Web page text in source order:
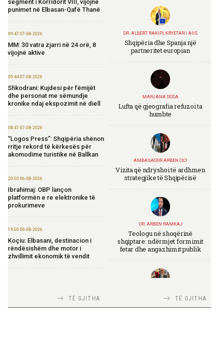
segment i Korridorit VIII, vijojnë
punimet në Elbasan-Qafë Thanë
09:47 07-08-2026
MM: 30 vatra zjarri në 24 orë, 8
vijojnë aktive
09:44 07-08-2026
Shkodrani: Kujdesi për fëmijët
dhe personat me sëmundje
kronike ndaj ekspozimit në diell
08:47 07-08-2026
“Logos Press”: Shqipëria shënon
rritje rekord të kërkesës për
akomodime turistike në Ballkan
20:50 06-08-2026
Ibrahimaj: OBP lançon
platformën e re elektronike të
prokurimeve
19:50 06-08-2026
Koçiu: Elbasani, destinacion i
rëndësishëm dhe motor i
zhvillimit ekonomik të vendit
Planit të Rritjes të BE-sëTË GJITHA
DR. ALBERT RAKIPI, KRYETAR I AIIS
Shqipëria dhe Spanja një
partneritet europian
MARJANA DODA
Lufta që gjeografia refuzoi ta
humbte
AMBASADOR ARBEN CICI
Vizita që ndryshoi të ardhmen
strategjike të Shqipërisë
DR. ARBEN RAMKAJ
Teologu në shoqërinë
shqiptare: ndërmjet formimit
fetar dhe angazhimit publik
TIRANA DIPLOMATTË GJITHA